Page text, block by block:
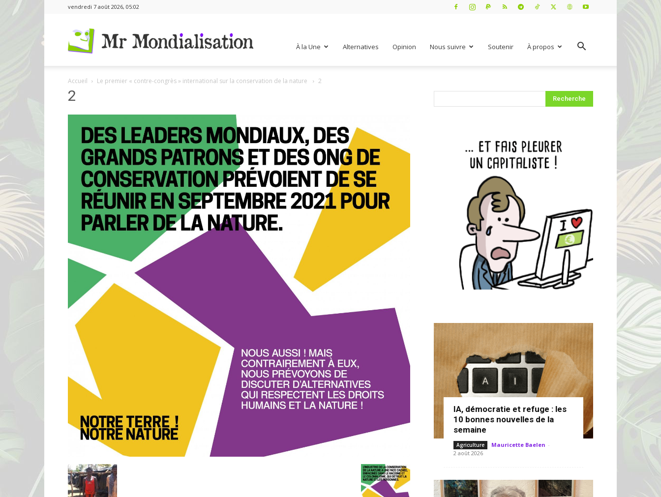
vendredi 7 août 2026, 05:02
À la Une Alternatives Opinion Nous suivre Soutenir À propos
Accueil Le premier « contre-congrès » international sur la conservation de la nature 2
2
IA, démocratie et refuge : les
10 bonnes nouvelles de la
semaine
Agriculture Mauricette Baelen -
2 août 2026